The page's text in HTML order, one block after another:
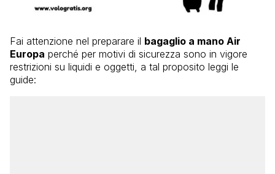
Fai attenzione nel preparare il bagaglio a mano Air
Europa perché per motivi di sicurezza sono in vigore
restrizioni su liquidi e oggetti, a tal proposito leggi le
guide: